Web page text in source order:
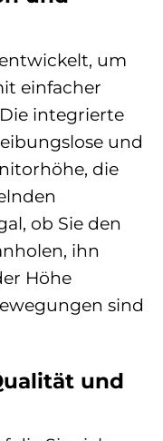
um
einfacher
integrierte
und
die
ob Sie den
ihn
Höhe
sind
und